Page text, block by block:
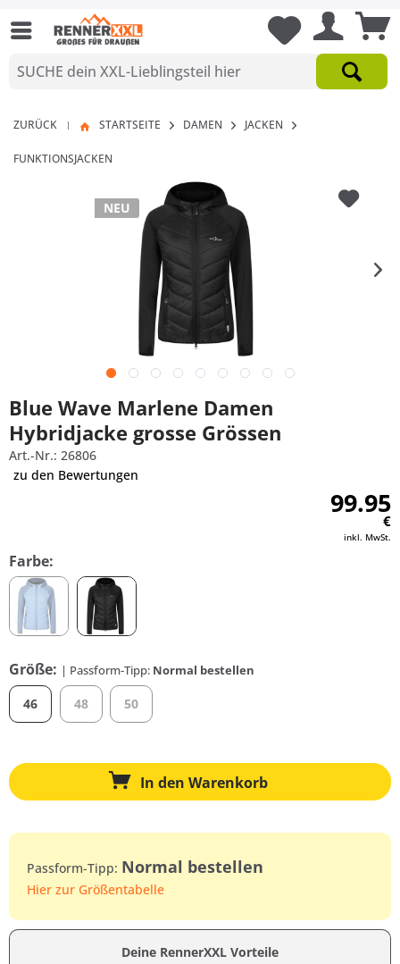
ZURÜCK | STARTSEITE DAMEN JACKEN
FUNKTIONSJACKEN
NEU
Blue Wave Marlene Damen
Hybridjacke grosse Grössen
Art.-Nr.: 26806
zu den Bewertungen
99.95
€
inkl. MwSt.
Farbe:
Größe: | Passform-Tipp: Normal bestellen
46 48 50
In den Warenkorb
Passform-Tipp: Normal bestellen
Hier zur Größentabelle
Deine RennerXXL Vorteile